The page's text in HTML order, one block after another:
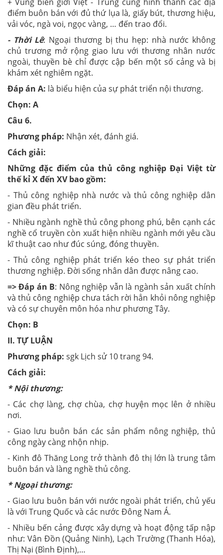
điểm buôn bán với đủ thứ lụa là, giấy bút, thương hiệu,
vải vóc, ngà voi, ngọc vàng, … đến trao đổi.
- Thời Lê: Ngoại thương bị thu hẹp: nhà nước không
chủ trương mở rộng giao lưu với thương nhân nước
ngoài, thuyền bè chỉ được cập bến một số cảng và bị
khám xét nghiêm ngặt.
Đáp án A: là biểu hiện của sự phát triển nội thương.
Chọn: A
Câu 6.
Phương pháp: Nhận xét, đánh giá.
Cách giải:
Những đặc điểm của thủ công nghiệp Đại Việt từ
thế kỉ X đến XV bao gồm:
- Thủ công nghiệp nhà nước và thủ công nghiệp dân
gian đều phát triển.
- Nhiều ngành nghề thủ công phong phú, bên cạnh các
nghề cổ truyền còn xuất hiện nhiều ngành mới yêu cầu
kĩ thuật cao như đúc súng, đóng thuyền.
- Thủ công nghiệp phát triển kéo theo sự phát triển
thương nghiệp. Đời sống nhân dân được nâng cao.
=> Đáp án B: Nông nghiệp vẫn là ngành sản xuất chính
và thủ công nghiệp chưa tách rời hẳn khỏi nông nghiệp
và có sự chuyên môn hóa như phương Tây.
Chọn: B
II. TỰ LUẬN
Phương pháp: sgk Lịch sử 10 trang 94.
Cách giải:
* Nội thương:
- Các chợ làng, chợ chùa, chợ huyện mọc lên ở nhiều
nơi.
- Giao lưu buôn bán các sản phẩm nông nghiệp, thủ
công ngày càng nhộn nhịp.
- Kinh đô Thăng Long trở thành đô thị lớn là trung tâm
buôn bán và làng nghề thủ công.
* Ngoại thương:
- Giao lưu buôn bán với nước ngoài phát triển, chủ yếu
là với Trung Quốc và các nước Đông Nam Á.
- Nhiều bến cảng được xây dựng và hoạt động tấp nập
như: Vân Đồn (Quảng Ninh), Lạch Trường (Thanh Hóa),
Thị Nại (Bình Định),…